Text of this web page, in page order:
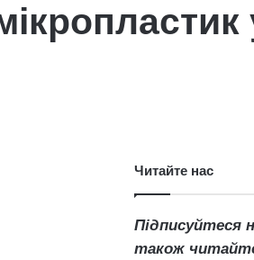
Читайте нас
Підписуйтеся
також